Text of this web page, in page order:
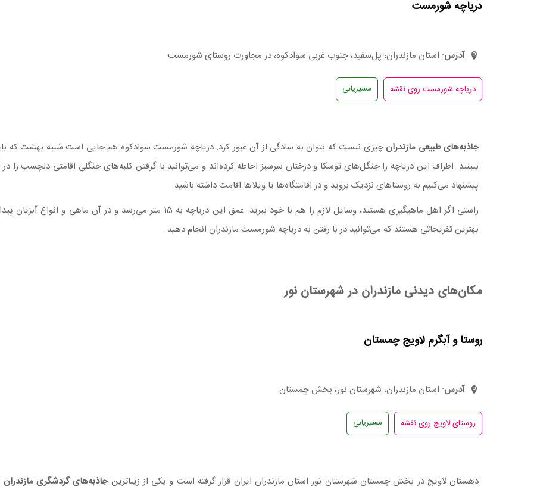
دریاچه شورمست
آدرس: استان مازندران، پل‌سفید، جنوب غربی سوادکوه، در مجاورت روستای شورمست
مسیریابی
جاذبه‌های طبیعی مازندرانچیزی نیست که بتوان به سادگی از آن عبور کرد. دریاچه شورمست سوادکوه هم جایی است شبیه بهشت که
ببینید. اطراف این دریاچه را جنگل‌های توسکا و درختان سرسبز احاطه کرده‌اند و می‌توانید با گرفتن کلبه‌های جنگلی اقامتی دلچسب را
پیشنهاد می‌کنیم به روستاهای نزدیک بروید و در اقامتگاه‌ها یا ویلاها اقامت داشته باشید.
راستی اگر اهل ماهیگیری هستید، وسایل لازم را هم با خود ببرید. عمق این
بهترین تفریحاتی هستند که می‌توانید در با رفتن به دریاچه شورمست مازندران انجام دهید.
مکان‌های دیدنی مازندران در شهرستان نور
روستا و آبگرم لاویج چمستان
آدرس: استان مازندران، شهرستان نور، بخش چمستان
مسیریابی
دهستان لاویج در بخش چمستان شهرستان نور استان مازندران ایران قرار گرفته است و یکی از زیباترینجاذبه‌های گردشگری مازندران